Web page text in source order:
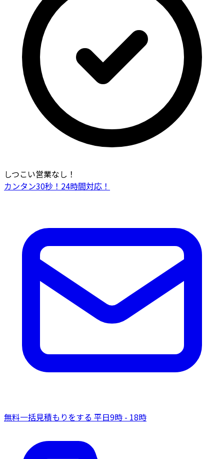
しつこい営業なし！
カンタン30秒！24時間対応！
無料一括見積もりをする 平日9時 - 18時